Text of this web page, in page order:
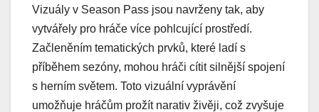
Vizuály v Season Pass jsou navrženy tak, aby
vytvářely pro hráče více pohlcující prostředí.
Začleněním tematických prvků, které ladí s
příběhem sezóny, mohou hráči cítit silnější spojení
s herním světem. Toto vizuální vyprávění
umožňuje hráčům prožít narativ živěji, což zvyšuje